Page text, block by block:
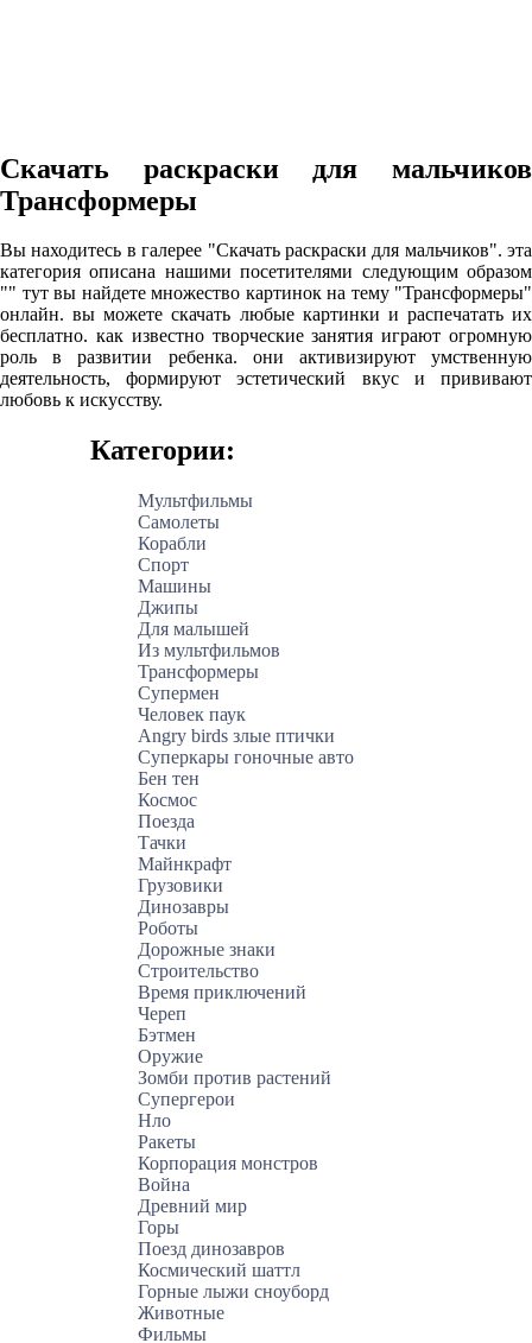
Скачать раскраски для мальчиков
Трансформеры
Вы находитесь в галерее "Скачать раскраски для мальчиков". эта
категория описана нашими посетителями следующим образом
"" тут вы найдете множество картинок на тему "Трансформеры"
онлайн. вы можете скачать любые картинки и распечатать их
бесплатно. как известно творческие занятия играют огромную
роль в развитии ребенка. они активизируют умственную
деятельность, формируют эстетический вкус и прививают
любовь к искусству.
Категории:
Мультфильмы
Самолеты
Корабли
Спорт
Машины
Джипы
Для малышей
Из мультфильмов
Трансформеры
Супермен
Человек паук
Angry birds злые птички
Суперкары гоночные авто
Бен тен
Космос
Поезда
Тачки
Майнкрафт
Грузовики
Динозавры
Роботы
Дорожные знаки
Строительство
Время приключений
Череп
Бэтмен
Оружие
Зомби против растений
Супергерои
Нло
Ракеты
Корпорация монстров
Война
Древний мир
Горы
Поезд динозавров
Космический шаттл
Горные лыжи сноуборд
Животные
Фильмы